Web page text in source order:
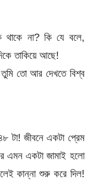
না? কি যে বলে,
তাকিয়ে আছে!
তো আর দেখতে বিশ্ব
টা! জীবনে একটা প্রেম
এমন একটা জামাই হলো
কান্না শুরু করে দিল!